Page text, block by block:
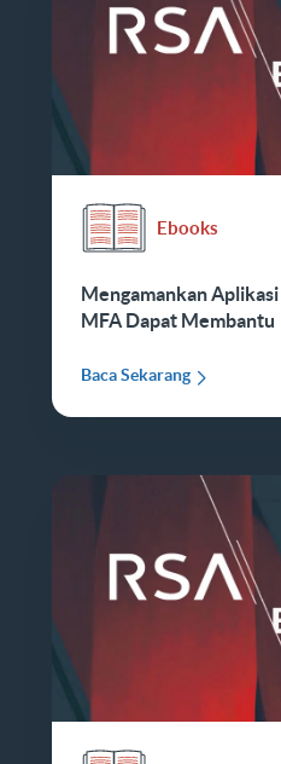
Ebooks
Mengamankan
MFA Dapat Membantu
Baca Sekarang